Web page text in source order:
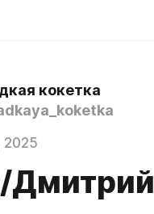
кокетка
2025
Дмитрий